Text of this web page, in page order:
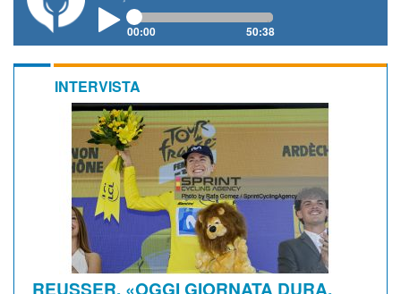
00:00 50:38
INTERVISTA
REUSSER. «OGGI GIORNATA DURA,